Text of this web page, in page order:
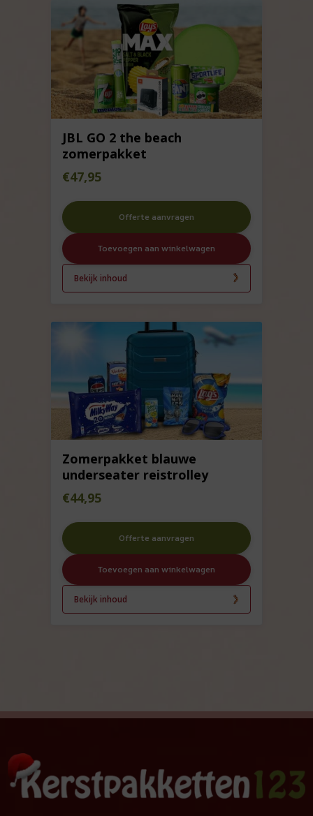
JBL GO 2 the beach
zomerpakket
€47,95
Offerte aanvragen
Toevoegen aan winkelwagen
Bekijk inhoud
Zomerpakket blauwe
underseater reistrolley
€44,95
Offerte aanvragen
Toevoegen aan winkelwagen
Bekijk inhoud